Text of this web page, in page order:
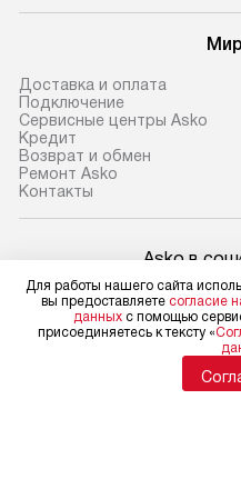
Доставка и оплата
Подключение
Сервисные центры Asko
Кредит
Возврат и обмен
Ремонт Asko
Контакты
Asko в
Для
Для
Для работы нашего сайта
вы предоставляете согласие
данных с помощью
присоединяетесь к тексту «